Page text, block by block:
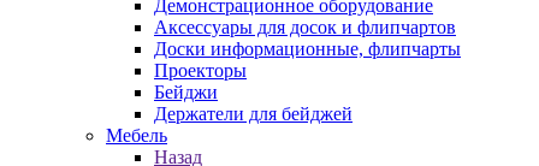
Демонстрационное оборудование
Аксессуары для досок и флипчартов
Доски информационные, флипчарты
Проекторы
Бейджи
Держатели для бейджей
Мебель
Назад